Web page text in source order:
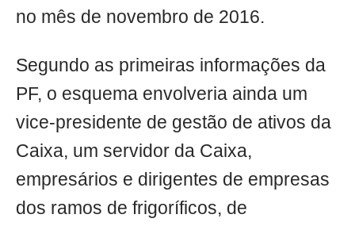
no mês de novembro de 2016.
Segundo as primeiras informações da
PF, o esquema envolveria ainda um
vice-presidente de gestão de ativos da
Caixa, um servidor da Caixa,
empresários e dirigentes de empresas
dos ramos de frigoríficos, de